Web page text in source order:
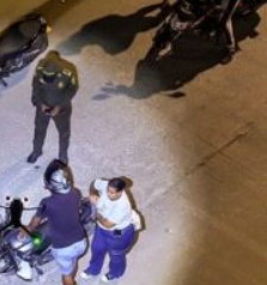
b
l
i
c
a